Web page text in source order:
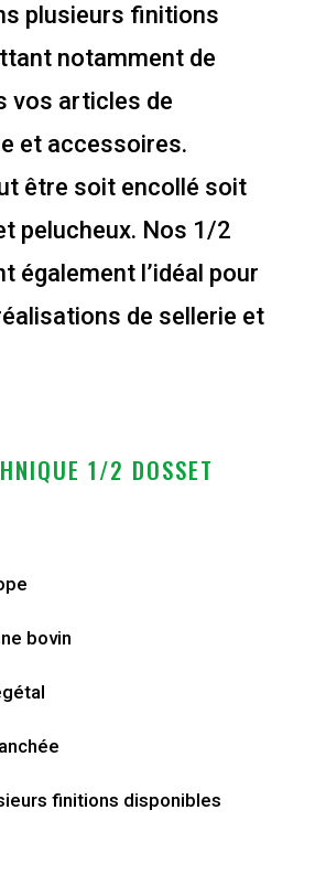
plusieurs finitions
notamment de
vos articles de
et accessoires.
être soit encollé soit
pelucheux. Nos 1/2
également l’idéal pour
de sellerie et
1/2 DOSSET
bovin
finitions disponibles